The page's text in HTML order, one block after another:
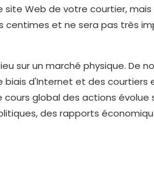
Web de votre courtier, mais
centimes et ne sera pas très
sur un marché physique. De
d'Internet et des courtiers
global des actions évolue
des rapports